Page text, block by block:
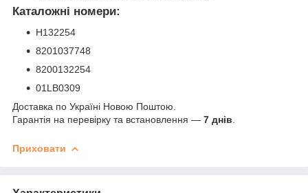
Каталожні номери:
H132254
8201037748
8200132254
01LB0309
Доставка по Україні Новою Поштою.
Гарантія на перевірку та встановлення — 7 днів
Приховати